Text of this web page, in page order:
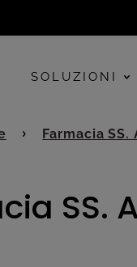
SOLUZIONI
Farmacia SS.
SS.